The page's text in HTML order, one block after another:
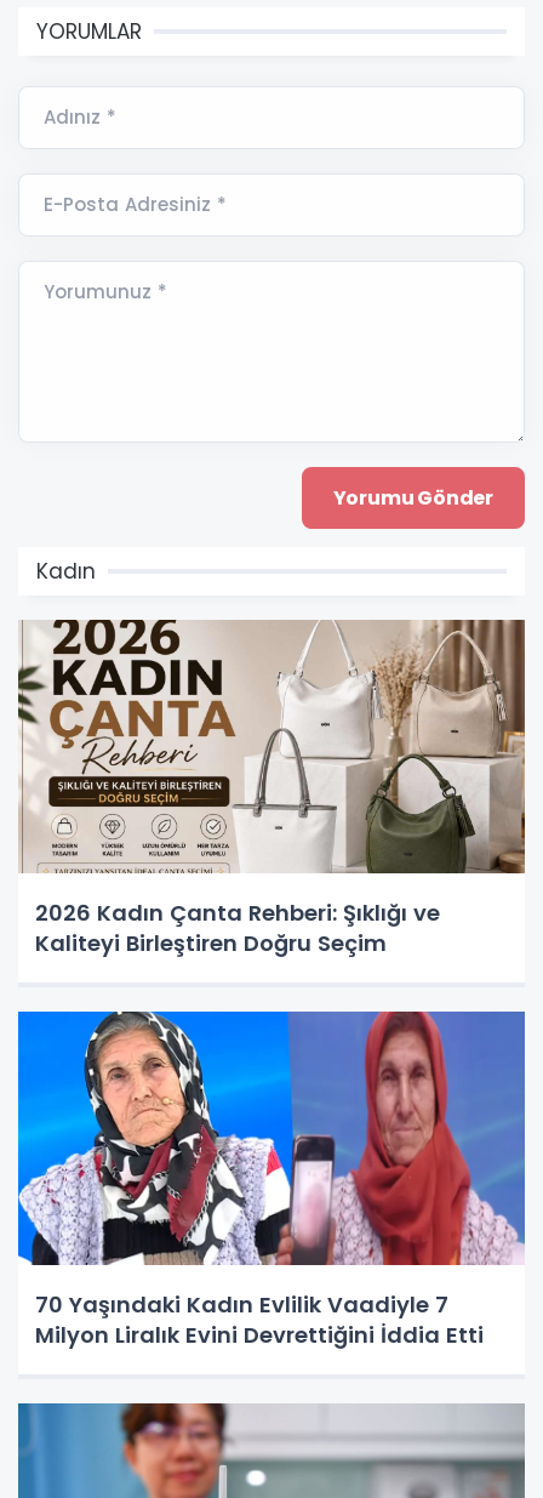
YORUMLAR
Adınız *
E-Posta Adresiniz *
Yorumunuz *
Kadın
2026 Kadın Çanta Rehberi: Şıklığı ve
Kaliteyi Birleştiren Doğru Seçim
70 Yaşındaki Kadın Evlilik Vaadiyle 7
Milyon Liralık Evini Devrettiğini İddia Etti